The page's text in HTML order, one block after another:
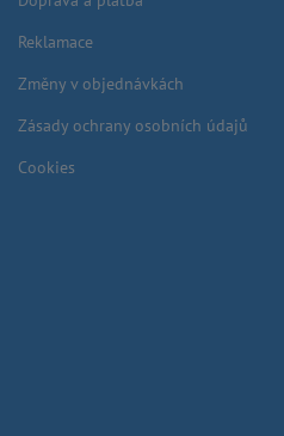
Reklamace
Změny v objednávkách
Zásady ochrany osobních údajů
Cookies